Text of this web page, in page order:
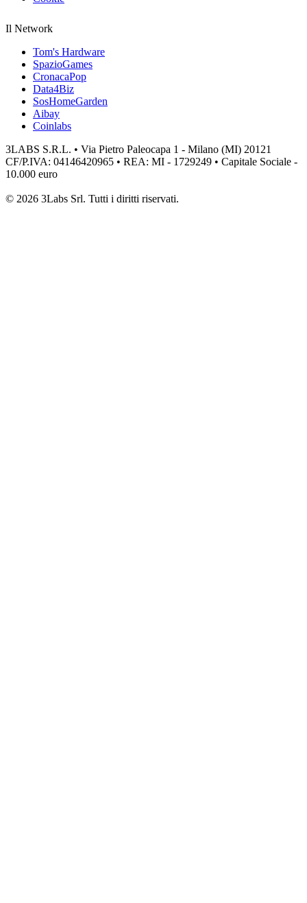
Il Network
Tom's Hardware
SpazioGames
CronacaPop
Data4Biz
SosHomeGarden
Aibay
Coinlabs
3LABS S.R.L. • Via Pietro Paleocapa 1 - Milano (MI) 20121
CF/P.IVA: 04146420965 • REA: MI - 1729249 • Capitale Sociale -
10.000 euro
© 2026 3Labs Srl. Tutti i diritti riservati.